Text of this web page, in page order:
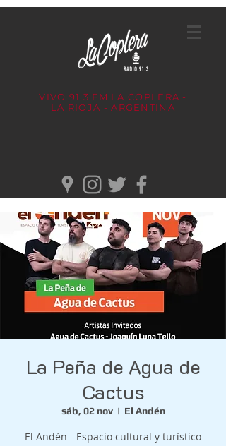
VIVO 91.3 FM LA COPLERA -
LA RIOJA - ARGENTINA
La Peña de Agua de
Cactus
sáb, 02 nov
  |
El Andén
El Andén - Espacio cultural y turístico